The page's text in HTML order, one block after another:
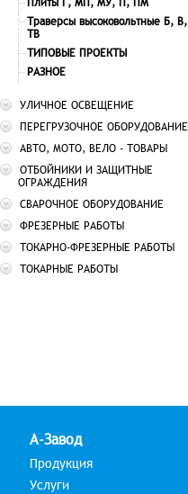
Траверсы высоковольтные Б, В,
ТВ
ТИПОВЫЕ ПРОЕКТЫ
РАЗНОЕ
УЛИЧНОЕ ОСВЕЩЕНИЕ
ПЕРЕГРУЗОЧНОЕ ОБОРУДОВАНИЕ
АВТО, МОТО, ВЕЛО - ТОВАРЫ
ОТБОЙНИКИ И ЗАЩИТНЫЕ
ОГРАЖДЕНИЯ
СВАРОЧНОЕ ОБОРУДОВАНИЕ
ФРЕЗЕРНЫЕ РАБОТЫ
ТОКАРНО-ФРЕЗЕРНЫЕ РАБОТЫ
ТОКАРНЫЕ РАБОТЫ
А-Завод
Продукция
Услуги